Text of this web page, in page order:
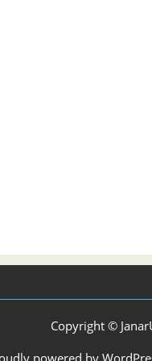
Copyright ©
powered by